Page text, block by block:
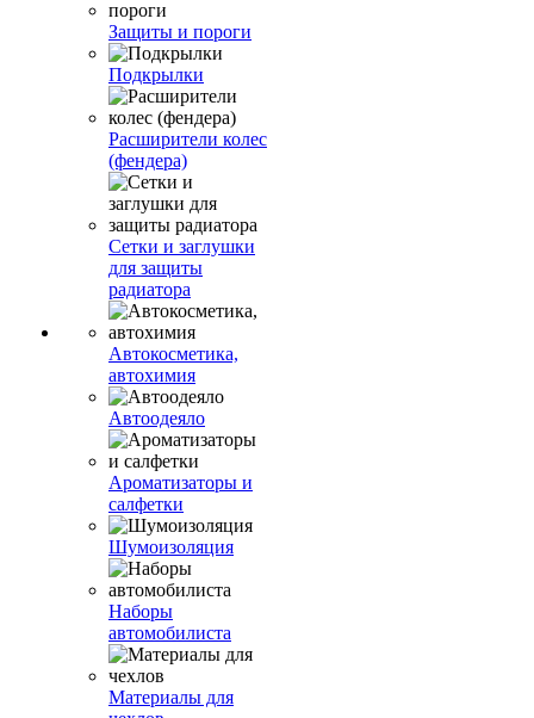
Защиты и пороги
Подкрылки
Расширители колес
(фендера)
Сетки и заглушки
для защиты
радиатора
Автокосметика,
автохимия
Автоодеяло
Ароматизаторы и
салфетки
Шумоизоляция
Наборы
автомобилиста
Материалы для